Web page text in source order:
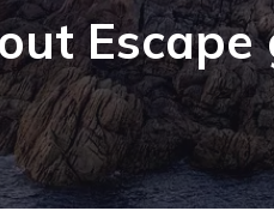
Escape